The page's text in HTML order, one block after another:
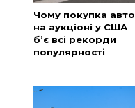
Чому покупка авто
на аукціоні у США
б’є всі рекорди
популярності